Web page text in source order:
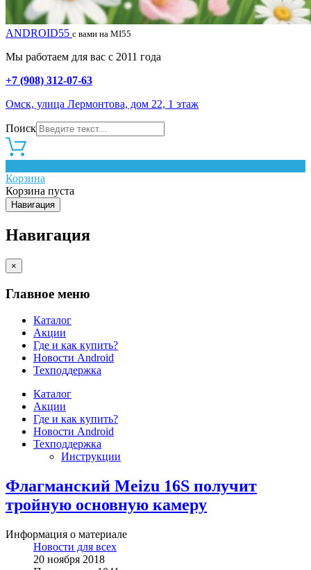
ANDROID55 с вами на MI55
Мы работаем для вас с 2011 года
+7 (908) 312-07-63
Омск, улица Лермонтова, дом 22, 1 этаж
Поиск
Корзина
Корзина пуста
Навигация
Навигация
×
Главное меню
Каталог
Акции
Где и как купить?
Новости Android
Техподдержка
Каталог
Акции
Где и как купить?
Новости Android
Техподдержка
Инструкции
Флагманский Meizu 16S получит
тройную основную камеру
Информация о материале
Новости для всех
20 ноября 2018